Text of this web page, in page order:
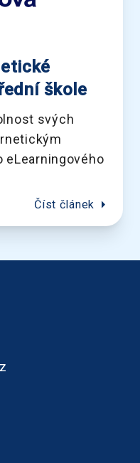
škole
svých
eLearningového
Číst článek arrow_right